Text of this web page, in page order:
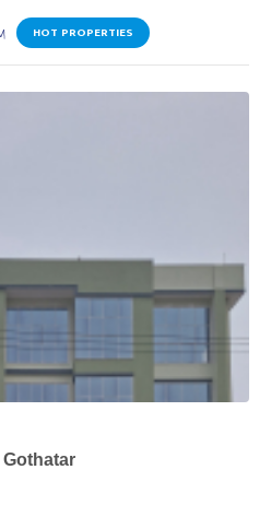
HOT PROPERTIES